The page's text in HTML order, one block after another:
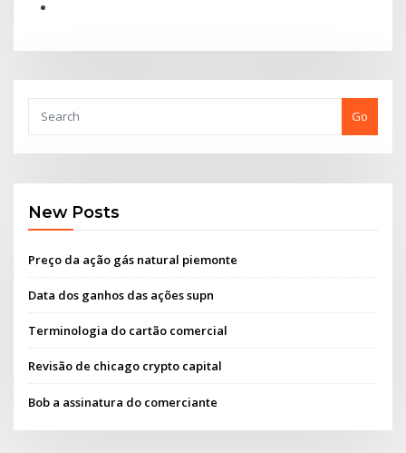
Go
New Posts
Preço da ação gás natural piemonte
Data dos ganhos das ações supn
Terminologia do cartão comercial
Revisão de chicago crypto capital
Bob a assinatura do comerciante